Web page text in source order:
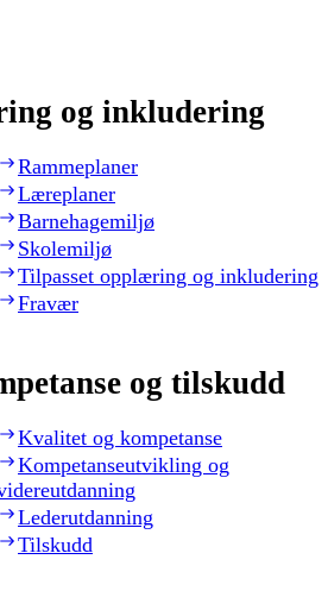
og inkludering
Rammeplaner
Læreplaner
Barnehagemiljø
Skolemiljø
Tilpasset opplæring og inkludering
Fravær
og tilskudd
Kvalitet og kompetanse
Kompetanseutvikling og
Lederutdanning
Tilskudd